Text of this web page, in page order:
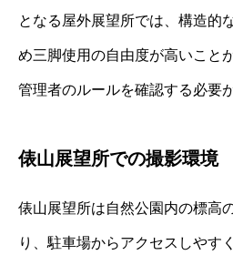
となる屋外展望所では、構造的
め三脚使用の自由度が高いこと
管理者のルールを確認する必要
俵山展望所での撮影環境
俵山展望所は自然公園内の標高
り、駐車場からアクセスしやす